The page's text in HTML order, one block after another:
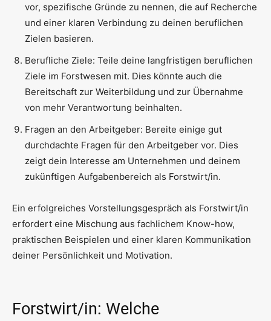
vor, spezifische Gründe zu nennen, die auf Recherche
und einer klaren Verbindung zu deinen beruflichen
Zielen basieren.
Berufliche Ziele: Teile deine langfristigen beruflichen
Ziele im Forstwesen mit. Dies könnte auch die
Bereitschaft zur Weiterbildung und zur Übernahme
von mehr Verantwortung beinhalten.
Fragen an den Arbeitgeber: Bereite einige gut
durchdachte Fragen für den Arbeitgeber vor. Dies
zeigt dein Interesse am Unternehmen und deinem
zukünftigen Aufgabenbereich als Forstwirt/in.
Ein erfolgreiches Vorstellungsgespräch als Forstwirt/in
erfordert eine Mischung aus fachlichem Know-how,
praktischen Beispielen und einer klaren Kommunikation
deiner Persönlichkeit und Motivation.
Forstwirt/in: Welche